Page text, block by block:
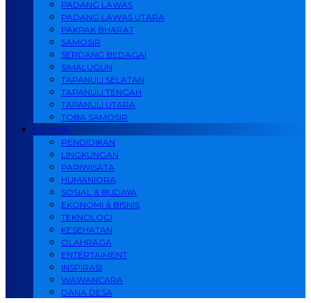
PADANG LAWAS
PADANG LAWAS UTARA
PAKPAK BHARAT
SAMOSIR
SERDANG BEDAGAI
SIMALUGUN
TAPANULI SELATAN
TAPANULI TENGAH
TAPANULI UTARA
TOBA SAMOSIR
LAINNYA
PENDIDIKAN
LINGKUNGAN
PARIWISATA
HUMANIORA
SOSIAL & BUDAYA
EKONOMI & BISNIS
TEKNOLOGI
KESEHATAN
OLAHRAGA
ENTERTAIMENT
INSPIRASI
WAWANCARA
DANA DESA